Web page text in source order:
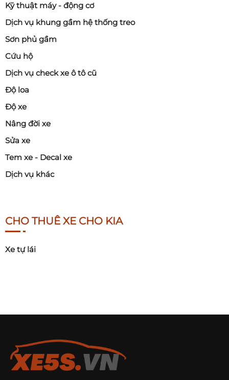
Kỹ thuật máy - động cơ
Dịch vụ khung gầm hệ thống treo
Sơn phủ gầm
Cứu hộ
Dịch vụ check xe ô tô cũ
Độ loa
Độ xe
Nâng đời xe
Sửa xe
Tem xe - Decal xe
Dịch vụ khác
CHO THUÊ XE CHO KIA
Xe tự lái